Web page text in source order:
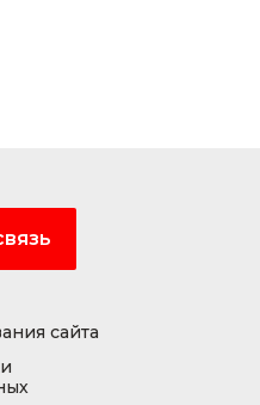
сайта